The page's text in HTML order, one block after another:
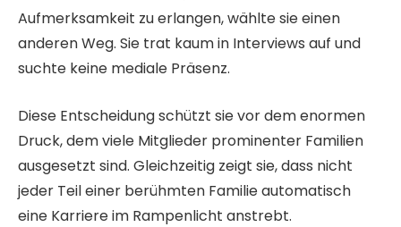
Aufmerksamkeit zu erlangen, wählte sie einen
anderen Weg. Sie trat kaum in Interviews auf und
suchte keine mediale Präsenz.
Diese Entscheidung schützt sie vor dem enormen
Druck, dem viele Mitglieder prominenter Familien
ausgesetzt sind. Gleichzeitig zeigt sie, dass nicht
jeder Teil einer berühmten Familie automatisch
eine Karriere im Rampenlicht anstrebt.